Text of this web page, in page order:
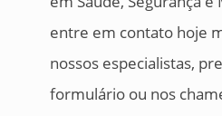
entre em contato hoje
nossos especialistas,
formulário ou nos